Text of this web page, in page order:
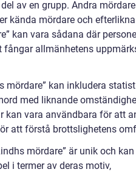
av en grupp. Andra
kända mördare och
kan vara sådana där
allmänhetens
mördare” kan inkludera
med liknande
kan vara användbara för att
att förstå brottslighetens
mördare” är unik och
i termer av deras motiv,